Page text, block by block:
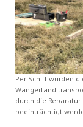
Per Schiff wurden
Wangerland
durch die
beeinträchtigt